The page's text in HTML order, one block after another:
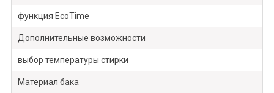
функция EcoTime
Дополнительные возможности
выбор температуры стирки
Материал бака